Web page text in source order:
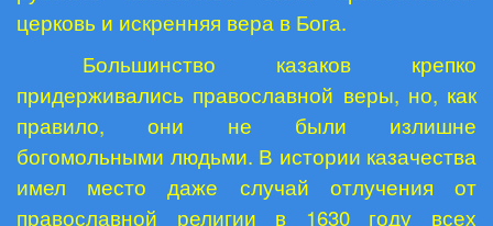
церковь и искренняя вера в Бога.
Большинство казаков крепко
придерживались православной веры, но, как
правило, они не были излишне
богомольными людьми. В истории казачества
имел место даже случай отлучения от
православной религии в 1630 году всех